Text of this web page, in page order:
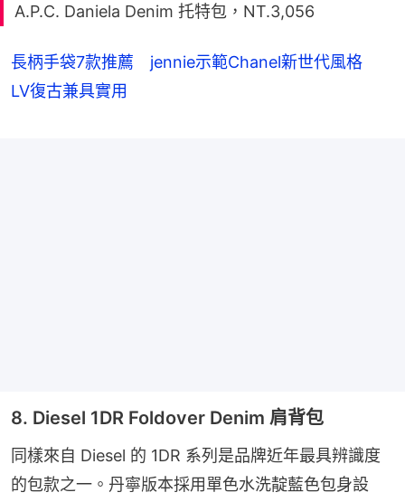
A.P.C. Daniela Denim 托特包，NT.3,056
長柄手袋7款推薦 jennie示範Chanel新世代風格
LV復古兼具實用
8. Diesel 1DR Foldover Denim 肩背包
同樣來自 Diesel 的 1DR 系列是品牌近年最具辨識度
的包款之一。丹寧版本採用單色水洗靛藍色包身設